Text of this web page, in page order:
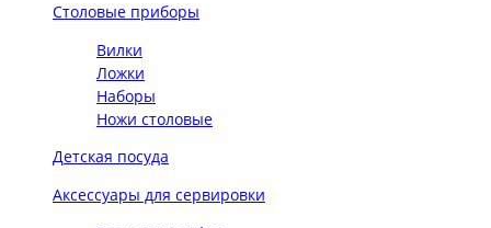
Столовые приборы
Вилки
Ложки
Наборы
Ножи столовые
Детская посуда
Аксессуары для сервировки